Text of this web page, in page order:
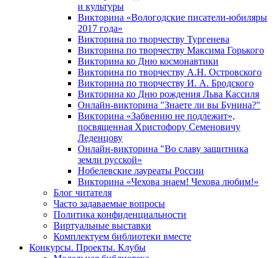
и культуры
Викторина «Вологодские писатели-юбиляры
2017 года»
Викторина по творчеству Тургенева
Викторина по творчеству Максима Горького
Викторина ко Дню космонавтики
Викторина по творчеству А.Н. Островского
Викторина по творчеству И. А. Бродского
Викторина ко Дню рождения Льва Кассиля
Онлайн-викторина "Знаете ли вы Бунина?"
Викторина «Забвению не подлежит»,
посвященная Христофору Семеновичу
Леденцову
Онлайн-викторина "Во славу защитника
земли русской»
Нобелевские лауреаты России
Викторина «Чехова знаем! Чехова любим!»
Блог читателя
Часто задаваемые вопросы
Политика конфиденциальности
Виртуальные выставки
Комплектуем библиотеки вместе
Конкурсы. Проекты. Клубы